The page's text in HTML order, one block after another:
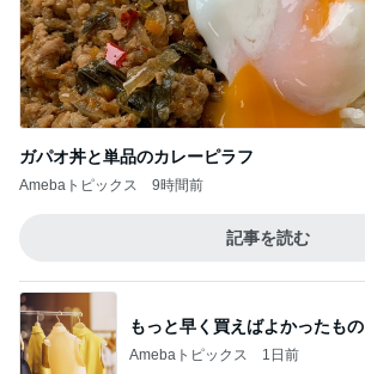
ガパオ丼と単品のカレーピラフ
Amebaトピックス 9時間前
記事を読む
もっと早く買えばよかったもの
Amebaトピックス 1日前